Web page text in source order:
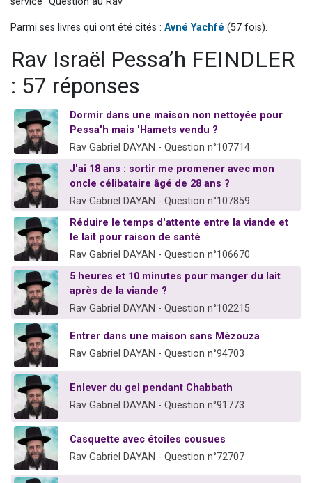
3 personnes viennent de nous rejoindre sur WhatsApp
4 personnes viennent de faire un don pour Reloger Rivka, 6 enfants, victime de violences...
Parmi ses livres qui ont été cités : Avné Yachfé (57 fois).
Rav Israël Pessa’h FEINDLER
: 57 réponses
Dormir dans une maison non nettoyée pour
Pessa'h mais 'Hamets vendu ?
Rav Gabriel DAYAN - Question n°107714
J'ai 18 ans : sortir me promener avec mon
oncle célibataire âgé de 28 ans ?
Rav Gabriel DAYAN - Question n°107859
Réduire le temps d'attente entre la viande et
le lait pour raison de santé
Rav Gabriel DAYAN - Question n°106670
5 heures et 10 minutes pour manger du lait
après de la viande ?
Rav Gabriel DAYAN - Question n°102215
Entrer dans une maison sans Mézouza
Rav Gabriel DAYAN - Question n°94703
Enlever du gel pendant Chabbath
Rav Gabriel DAYAN - Question n°91773
Casquette avec étoiles cousues
Rav Gabriel DAYAN - Question n°72707